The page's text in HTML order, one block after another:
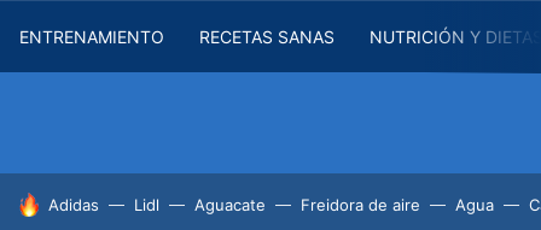
ENTRENAMIENTO RECETAS SANAS NUTRICIÓN Y
HOY SE HABLA DE
Adidas Lidl Aguacate Freidora de aire Agua